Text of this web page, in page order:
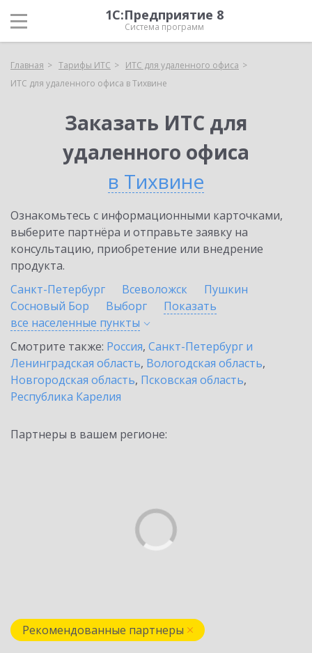
1С:Предприятие 8
Система программ
Главная Тарифы ИТС
ИТС для удаленного офиса
ИТС для удаленного офиса в Тихвине
Заказать ИТС для
удаленного офиса
в Тихвине
Ознакомьтесь с информационными карточками,
выберите партнёра и отправьте заявку на
консультацию, приобретение или внедрение
продукта.
Санкт-Петербург
Всеволожск
Пушкин
Сосновый Бор
Выборг
Показать
все населенные пункты
Смотрите также: Россия, Санкт-Петербург и
Ленинградская область, Вологодская область,
Новгородская область, Псковская область,
Республика Карелия
Партнеры в вашем регионе:
Рекомендованные партнеры